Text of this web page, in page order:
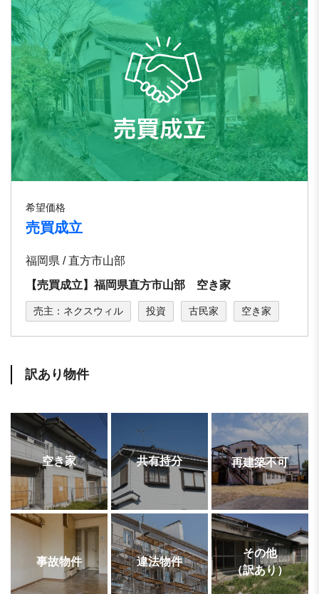
希望価格
売買成立
福岡県 / 直方市山部
【売買成立】福岡県直方市山部 空き家
売主：ネクスウィル 投資 古民家 空き家
訳あり物件
空き家 共有持分 再建築不可
事故物件 違法物件
その他
（訳あり）